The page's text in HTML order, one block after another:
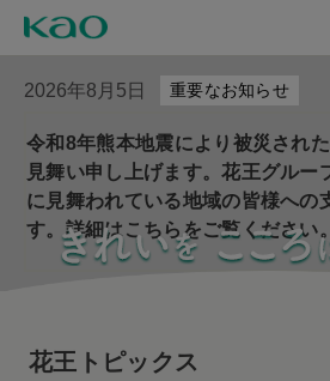
2026年8月5日 重要なお知らせ
令和8年熊本地震により被災され
見舞い申し上げます。花王グルー
に見舞われている地域の皆様への
す。詳細はこちらをご覧ください。
花王トピックス